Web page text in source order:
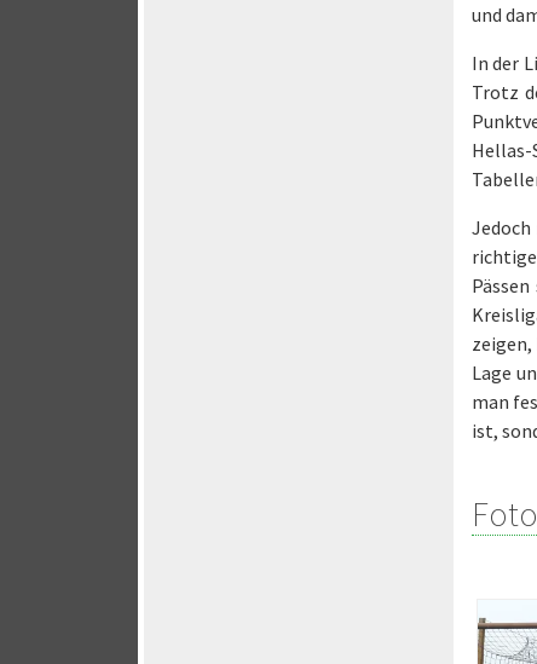
und
In der
Trotz
Hellas-
Lage
man
ist,